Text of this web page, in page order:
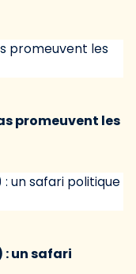
promeuvent les
: un safari